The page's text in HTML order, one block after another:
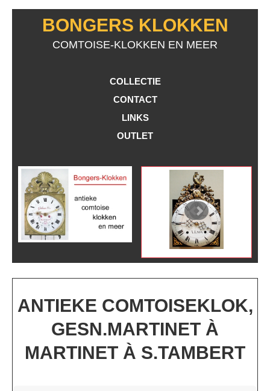
BONGERS KLOKKEN
COMTOISE-KLOKKEN EN MEER
COLLECTIE
CONTACT
LINKS
OUTLET
ANTIEKE COMTOISEKLOK,
GESN.MARTINET À
MARTINET À S.TAMBERT